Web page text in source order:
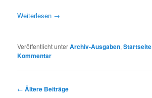
Weiterlesen →
Veröffentlicht unterArchiv-Ausgaben,Startseite
Kommentar
Beitragsnavigation
← Ältere Beiträge